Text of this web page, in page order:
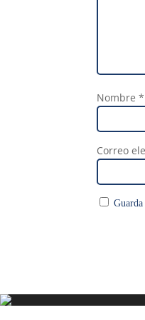
Nombre *
Correo